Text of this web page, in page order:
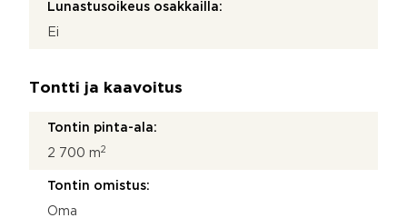
Lunastusoikeus osakkailla:
Ei
Tontti ja kaavoitus
Tontin pinta-ala:
2 700 m2
Tontin omistus:
Oma